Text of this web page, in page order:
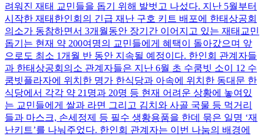
려워진 재태 교민들을 돕기 위해 발벗고 나섰다. 지난 5월부터
시작한 재태한인회의 긴급 재난 구호 키트 배포에 한태상공회
의소가 동참하면서 3개월동안 장기간 이어지고 있는 재태교민
돕기는 현재 약 200여명의 교민들에게 혜택이 돌아갔으며 앞
으로도 최소 1개월 반 동안 지속될 예정이다. 한인회 관계자들
과 한태상공회의소 관계자들은 지난 6월 초 수쿰빗 소이 12 수
쿰빗플라자에 위치한 명가 한식당과 아속에 위치한 동대문 한
식당에서 각각 약 21명과 20명 등 현재 어려운 상황에 놓여있
는 교민들에게 쌀과 라면 그리고 김치와 사골 국물 등 먹거리
들과 마스크, 손세정제 등 필수 생황용품을 한데 묶은 일명 ‘재
난키트’를 나눠주었다. 한인회 관계자는 이번 나눔의 배경에